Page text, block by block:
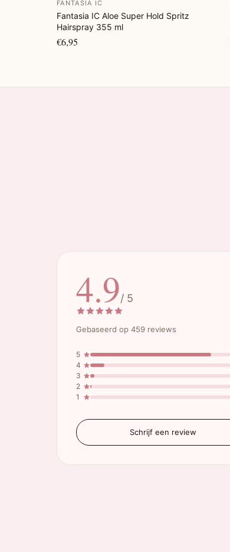
FANTASIA IC
Fantasia IC Aloe Super Hold Spritz
Hairspray 355 ml
€6,95
4.9/ 5
Gebaseerd op 459 reviews
5
4
3
2
1
Schrijf een review